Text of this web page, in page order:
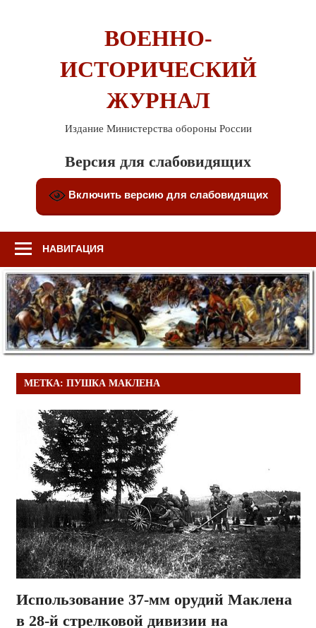
ВОЕННО-
ИСТОРИЧЕСКИЙ
ЖУРНАЛ
Издание Министерства обороны России
Версия для слабовидящих
Включить версию для слабовидящих
НАВИГАЦИЯ
МЕТКА: ПУШКА МАКЛЕНА
Использование 37-мм орудий Маклена
в 28-й стрелковой дивизии на